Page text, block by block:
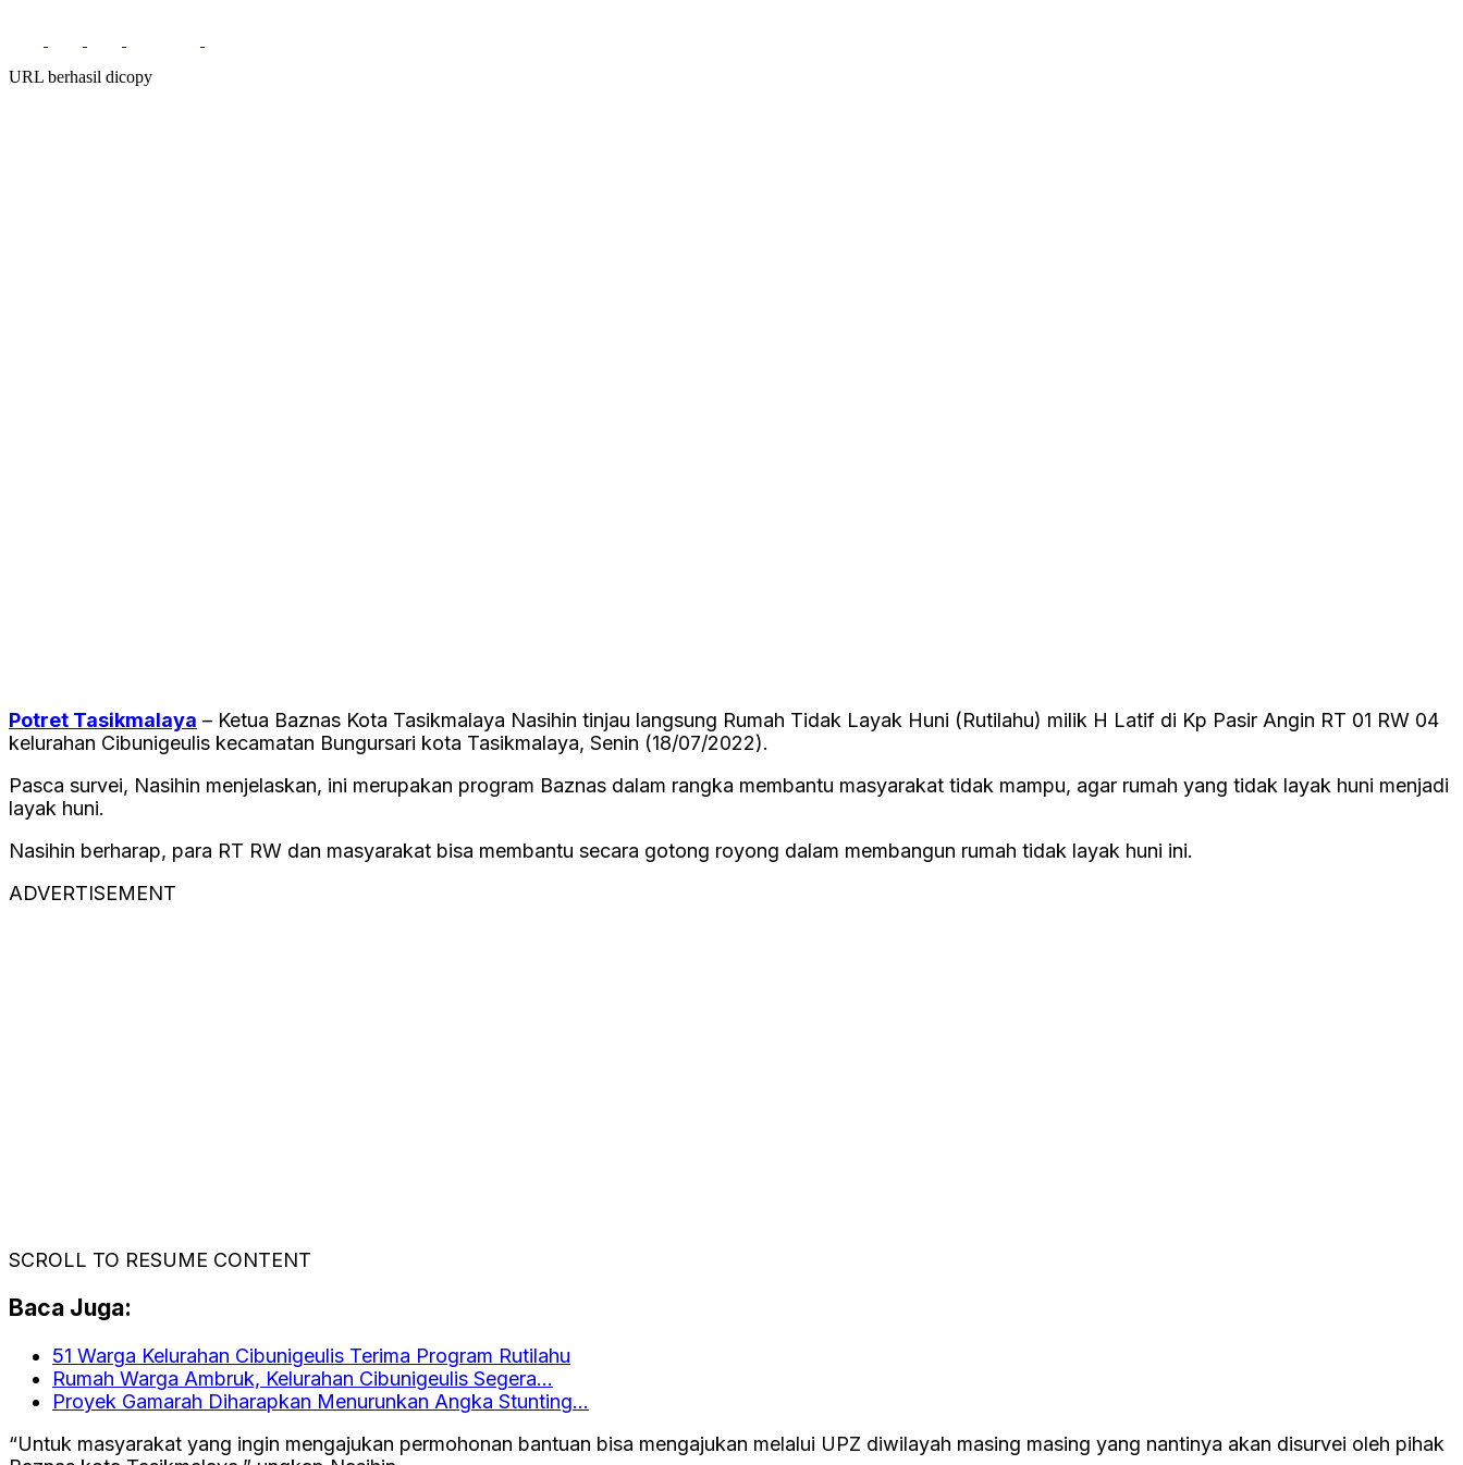
URL berhasil dicopy
Potret Tasikmalaya – Ketua Baznas Kota Tasikmalaya Nasihin tinjau langsung Rumah Tidak Layak Huni (Rutilahu) milik H Latif di Kp Pasir Angin RT 01 RW 04
kelurahan Cibunigeulis kecamatan Bungursari kota Tasikmalaya, Senin (18/07/2022).
Pasca survei, Nasihin menjelaskan, ini merupakan program Baznas dalam rangka membantu masyarakat tidak mampu, agar rumah yang tidak layak huni menjadi
layak huni.
Nasihin berharap, para RT RW dan masyarakat bisa membantu secara gotong royong dalam membangun rumah tidak layak huni ini.
ADVERTISEMENT
SCROLL TO RESUME CONTENT
Baca Juga:
51 Warga Kelurahan Cibunigeulis Terima Program Rutilahu
Rumah Warga Ambruk, Kelurahan Cibunigeulis Segera…
Proyek Gamarah Diharapkan Menurunkan Angka Stunting…
“Untuk masyarakat yang ingin mengajukan permohonan bantuan bisa mengajukan melalui UPZ diwilayah masing masing yang nantinya akan disurvei oleh pihak